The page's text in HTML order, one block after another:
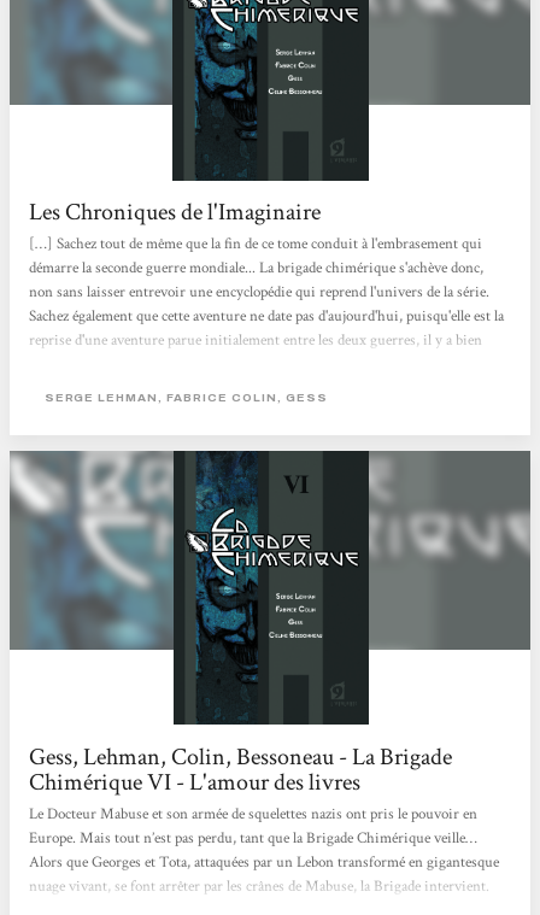
Les Chroniques de l'Imaginaire
[…] Sachez tout de même que la fin de ce tome conduit à l'embrasement qui
démarre la seconde guerre mondiale... La brigade chimérique s'achève donc,
non sans laisser entrevoir une encyclopédie qui reprend l'univers de la série.
Sachez également que cette aventure ne date pas d'aujourd'hui, puisqu'elle est la
reprise d'une aventure parue initialement entre les deux guerres, il y a bien
magnifiquement mis en image par Gess et Céline Bessonneau. Certaines pages
SERGE LEHMAN, FABRICE COLIN, GESS
Gess, Lehman, Colin, Bessoneau - La Brigade
Chimérique VI - L'amour des livres
Le Docteur Mabuse et son armée de squelettes nazis ont pris le pouvoir en
Europe. Mais tout n’est pas perdu, tant que la Brigade Chimérique veille…
Alors que Georges et Tota, attaquées par un Lebon transformé en gigantesque
nuage vivant, se font arrêter par les crânes de Mabuse, la Brigade intervient.